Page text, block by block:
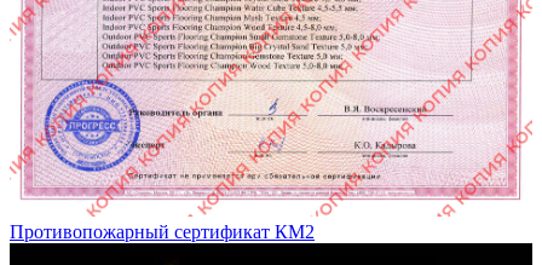
Противопожарный сертификат КМ2